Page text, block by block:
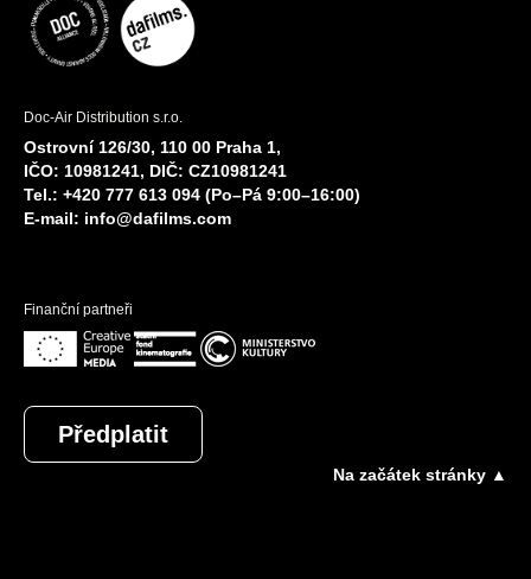
Doc-Air Distribution s.r.o.
Ostrovní 126/30, 110 00 Praha 1,
IČO: 10981241, DIČ: CZ10981241
Tel.: +420 777 613 094 (Po–Pá 9:00–16:00)
E-mail: info@dafilms.com
Finanční partneři
Předplatit
Na začátek stránky ▲